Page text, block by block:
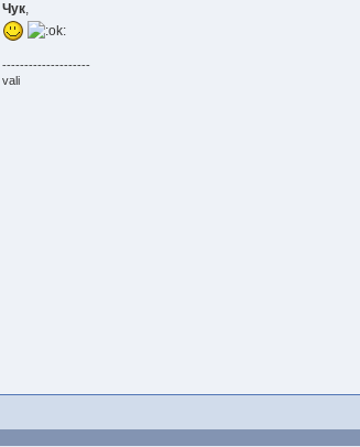
Чук,
--------------------
vali